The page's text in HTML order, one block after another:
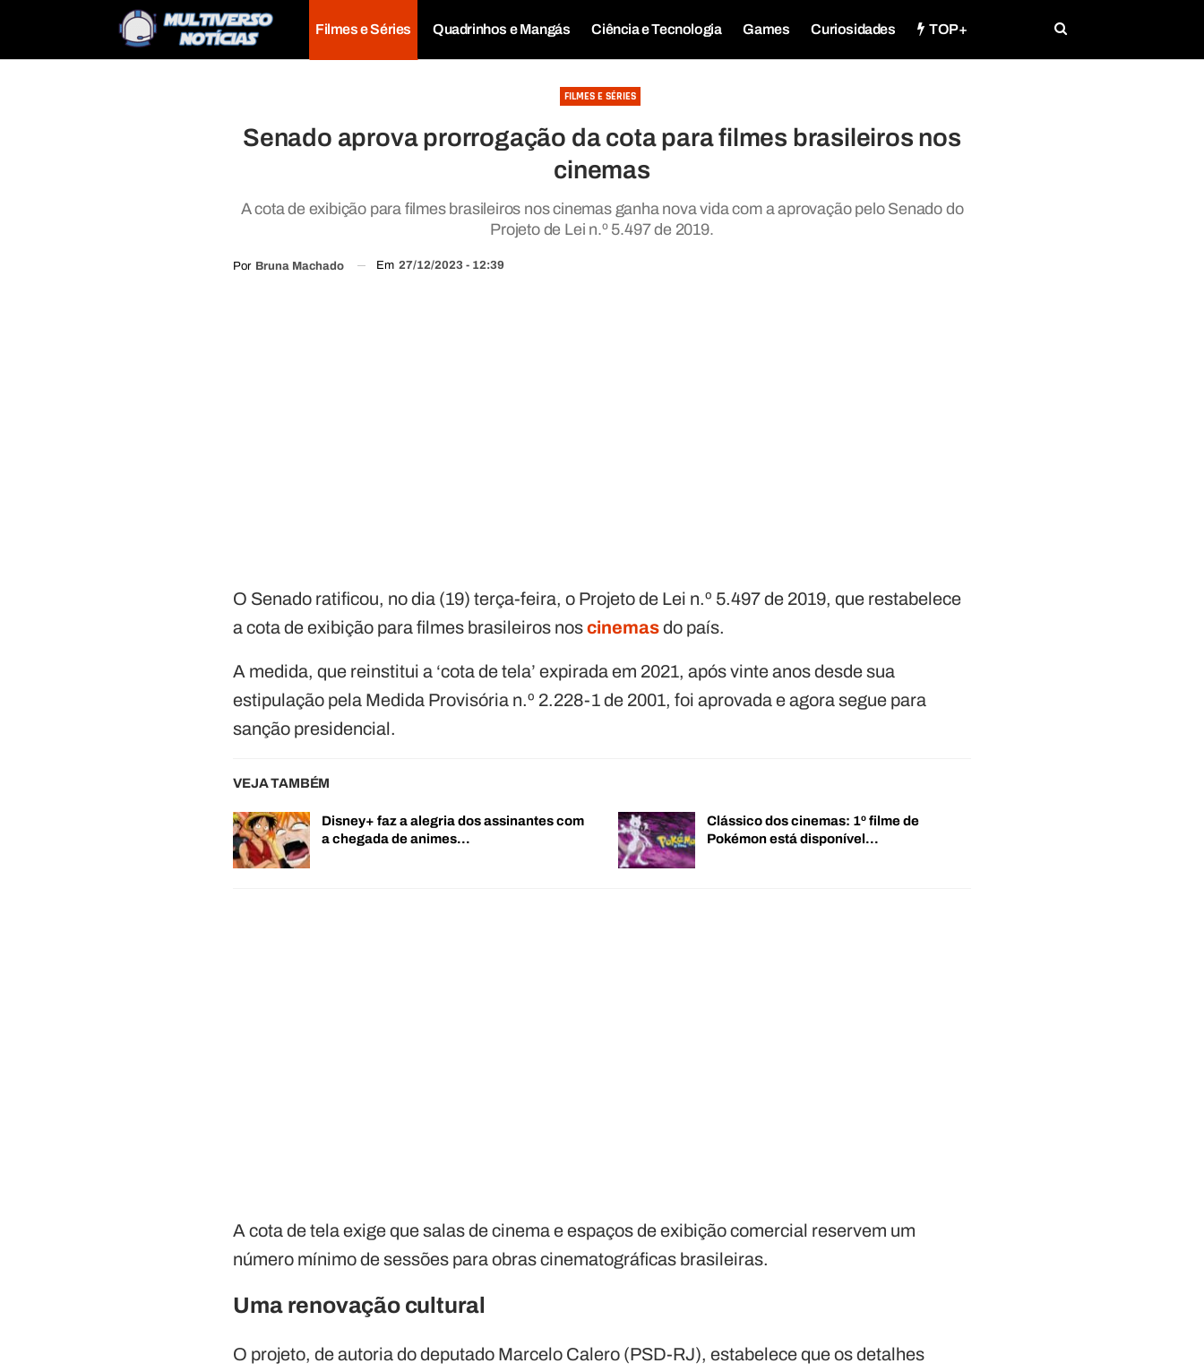
Filmes e Séries Quadrinhos e Mangás Ciência e Tecnologia Games Curiosidades TOP+
FILMES E SÉRIES
Senado aprova prorrogação da cota para filmes brasileiros nos
cinemas
A cota de exibição para filmes brasileiros nos cinemas ganha nova vida com a aprovação pelo Senado do
Projeto de Lei n.º 5.497 de 2019.
Por Bruna Machado Em 27/12/2023 - 12:39
O Senado ratificou, no dia (19) terça-feira, o Projeto de Lei n.º 5.497 de 2019, que restabelece
a cota de exibição para filmes brasileiros noscinemasdo país.
A medida, que reinstitui a ‘cota de tela’ expirada em 2021, após vinte anos desde sua
estipulação pela Medida Provisória n.º 2.228-1 de 2001, foi aprovada e agora segue para
sanção presidencial.
VEJA TAMBÉM
Disney+ faz a alegria dos assinantes com
a chegada de animes…
Clássico dos cinemas: 1º filme de
Pokémon está disponível…
A cota de tela exige que salas de cinema e espaços de exibição comercial reservem um
número mínimo de sessões para obras cinematográficas brasileiras.
Uma renovação cultural
O projeto, de autoria do deputado Marcelo Calero (PSD-RJ), estabelece que os detalhes